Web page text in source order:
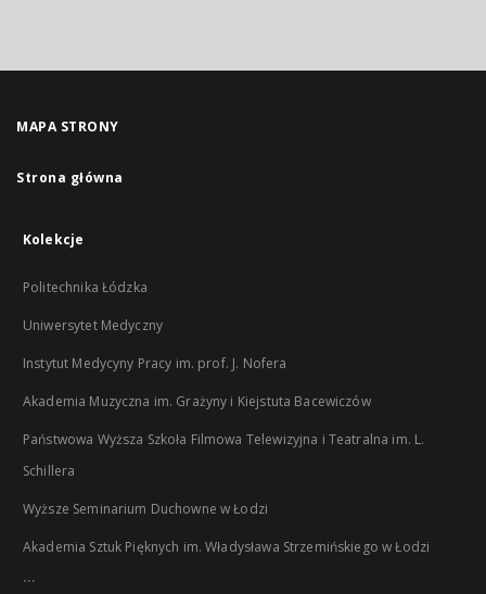
MAPA STRONY
Strona główna
Kolekcje
Politechnika Łódzka
Uniwersytet Medyczny
Instytut Medycyny Pracy im. prof. J. Nofera
Akademia Muzyczna im. Grażyny i Kiejstuta Bacewiczów
Państwowa Wyższa Szkoła Filmowa Telewizyjna i Teatralna im. L.
Schillera
Wyższe Seminarium Duchowne w Łodzi
Akademia Sztuk Pięknych im. Władysława Strzemińskiego w Łodzi
...